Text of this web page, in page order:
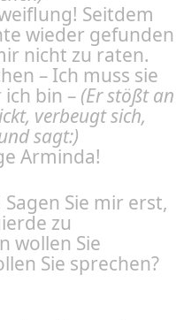
Seitdem
wieder gefunden
nicht zu raten.
– Ich muss sie
bin – (Er stößt an
verbeugt sich,
sagt:)
Arminda!
Sie mir erst,
zu
wollen Sie
Sie sprechen?